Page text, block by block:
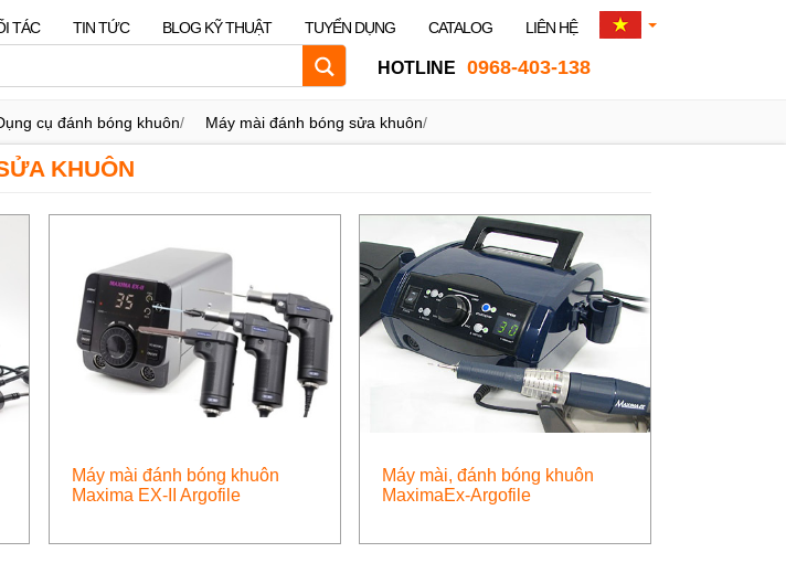
TÁC TIN TỨC BLOG KỸ THUẬT TUYỂN DỤNG CATALOG LIÊN HỆ
HOTLINE 0968-403-138
cụ đánh bóng khuôn/ Máy mài đánh bóng sửa khuôn/
KHUÔN
Máy mài đánh bóng khuôn
Maxima EX-II Argofile
Máy mài, đánh bóng khuôn
MaximaEx-Argofile